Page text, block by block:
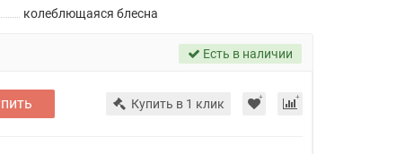
колеблющаяся блесна
Есть в наличии
Купить в 1 клик